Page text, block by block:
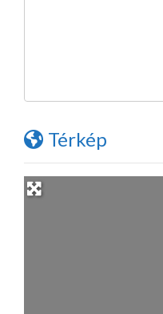
Térkép